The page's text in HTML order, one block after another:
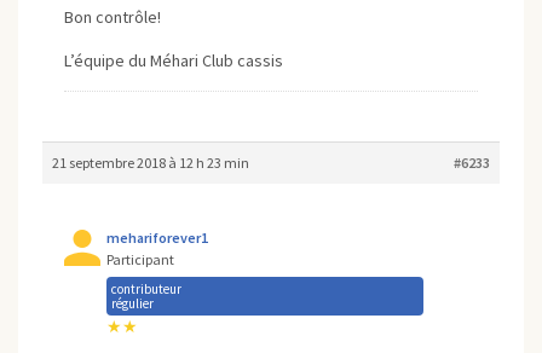
Bon contrôle!
L’équipe du Méhari Club cassis
21 septembre 2018 à 12 h 23 min #6233
mehariforever1
Participant
contributeur
régulier
★★